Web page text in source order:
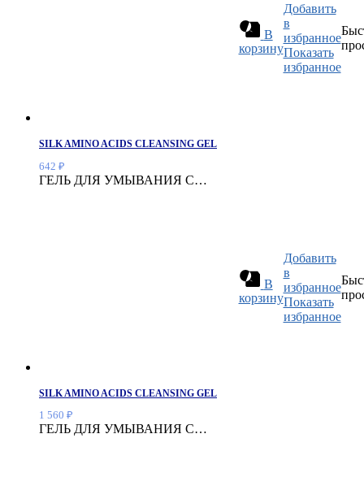
В
корзину
Добавить
в
избранное
Показать
избранное
SILK AMINO ACIDS CLEANSING GEL
642 ₽
ГЕЛЬ ДЛЯ УМЫВАНИЯ С…
В
корзину
Добавить
в
избранное
Показать
избранное
SILK AMINO ACIDS CLEANSING GEL
1 560 ₽
ГЕЛЬ ДЛЯ УМЫВАНИЯ С…